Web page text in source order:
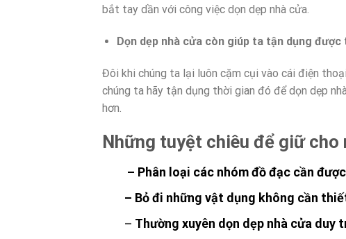
bắt tay dần với công việc dọn dẹp nhà cửa.
Dọn dẹp nhà cửa còn giúp ta tận dụng
Đôi khi chúng ta lại luôn cặm cụi vào cái điện
chúng ta hãy tận dụng thời gian đó để dọn dẹp
hơn.
Những tuyệt chiêu để giữ cho
– Phân loại các nhóm đồ đạc cần
– Bỏ đi những vật dụng không cần
– Thường xuyên dọn dẹp nhà cửa